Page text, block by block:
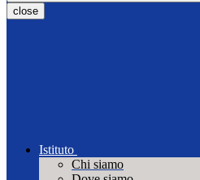
close
Istituto
Chi siamo